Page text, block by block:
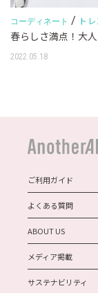
コーディネート / ト
春らしさ満点！大
2022.05.18
ご利用ガイド
よくある質問
ABOUT US
メディア掲載
サステナビリティ